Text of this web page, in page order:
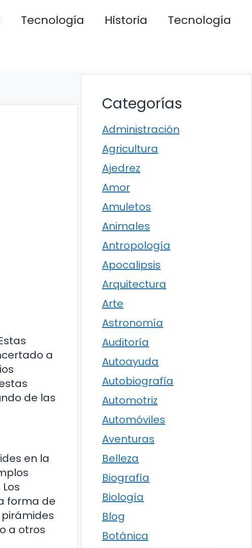
Tecnología Historia
Tecnología
a
de las
en la
forma de
a otros
Categorías
Administración
Agricultura
Ajedrez
Amor
Amuletos
Animales
Antropología
Apocalipsis
Arquitectura
Arte
Astronomía
Auditoría
Autoayuda
Autobiografía
Automotriz
Automóviles
Aventuras
Belleza
Biografía
Biología
Blog
Botánica